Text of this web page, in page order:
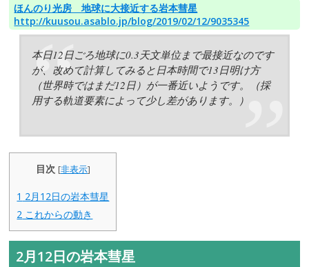
ほんのり光房 地球に大接近する岩本彗星
http://kuusou.asablo.jp/blog/2019/02/12/9035345
本日12日ごろ地球に0.3天文単位まで最接近なのです
が、改めて計算してみると日本時間で13日明け方
（世界時ではまだ12日）が一番近いようです。（採
用する軌道要素によって少し差があります。）
目次 [非表示]
1 2月12日の岩本彗星
2 これからの動き
2月12日の岩本彗星